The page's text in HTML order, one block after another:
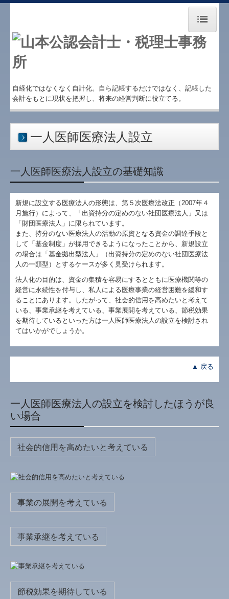
ホーム
事務所紹介
業務案内
経営理念
社会福祉法人の皆様へ
TKCシステムQ&A
交通案内
お問合せ
料金について
関連リンク
リンク集
補助金・助成金・融資情報
社会福祉法人会計Q&A
経営改善オンデマンド講座
経営革新等支援機関とは
TKCのFinTechサービス
自経化ではなくなく自計化。自ら記帳するだけではなく、記帳した
会計をもとに現状を把握し、将来の経営判断に役立てる。
一人医師医療法人設立
一人医師医療法人設立の基礎知識
新規に設立する医療法人の形態は、第５次医療法改正（2007年４
月施行）によって、「出資持分の定めのない社団医療法人」又は
「財団医療法人」に限られています。
また、持分のない医療法人の活動の原資となる資金の調達手段と
して「基金制度」が採用できるようになったことから、新規設立
の場合は「基金拠出型法人」（出資持分の定めのない社団医療法
人の一類型）とするケースが多く見受けられます。
法人化の目的は、資金の集積を容易にするとともに医療機関等の
経営に永続性を付与し、私人による医療事業の経営困難を緩和す
ることにあります。したがって、社会的信用を高めたいと考えて
いる、事業承継を考えている、事業展開を考えている、節税効果
を期待しているといった方は一人医師医療法人の設立を検討され
てはいかがでしょうか。
▲ 戻る
一人医師医療法人の設立を検討したほうが良
い場合
社会的信用を高めたいと考えている
事業の展開を考えている
事業承継を考えている
節税効果を期待している